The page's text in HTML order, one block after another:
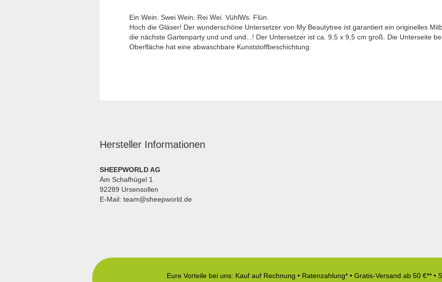
Ein Wein. Swei Wein. Rei Wei. VühlWs. Flün.
Hoch die Gläser! Der wunderschöne Untersetzer von My Beautytree ist garantiert ein originelles
die nächste Gartenparty und und und...! Der Untersetzer ist ca. 9,5 x 9,5 cm groß. Die Unterseite
Oberfläche hat eine abwaschbare Kunststoffbeschichtung.
Hersteller Informationen
SHEEPWORLD AG
Am Schafhügel 1
92289 Ursensollen
E-Mail: team@sheepworld.de
Eure Vorteile bei uns: Kauf auf Rechnung • Ratenzahlung* • Gratis-Versand ab 50 €** •